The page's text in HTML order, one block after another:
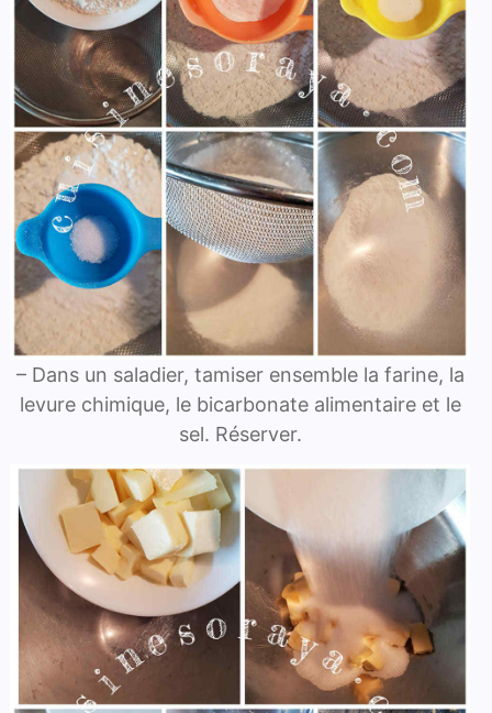
– Dans un saladier, tamiser ensemble la farine, la
levure chimique, le bicarbonate alimentaire et le
sel. Réserver.